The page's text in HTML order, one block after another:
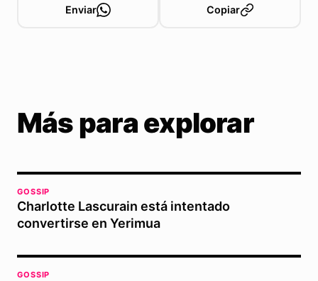
Enviar Copiar
Más para explorar
GOSSIP
Charlotte Lascurain está intentado
convertirse en Yerimua
GOSSIP